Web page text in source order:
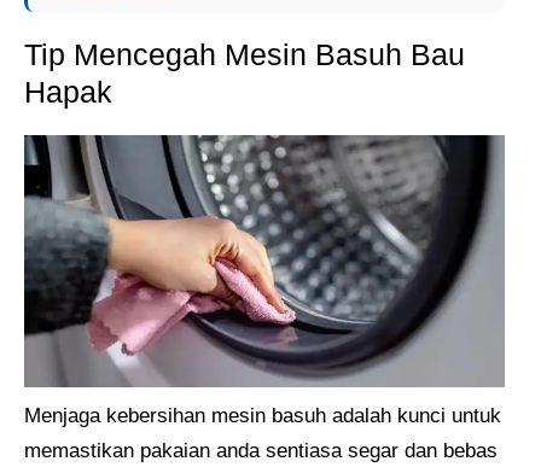
Tip Mencegah Mesin Basuh Bau
Hapak
Menjaga kebersihan mesin basuh adalah kunci untuk
memastikan pakaian anda sentiasa segar dan bebas